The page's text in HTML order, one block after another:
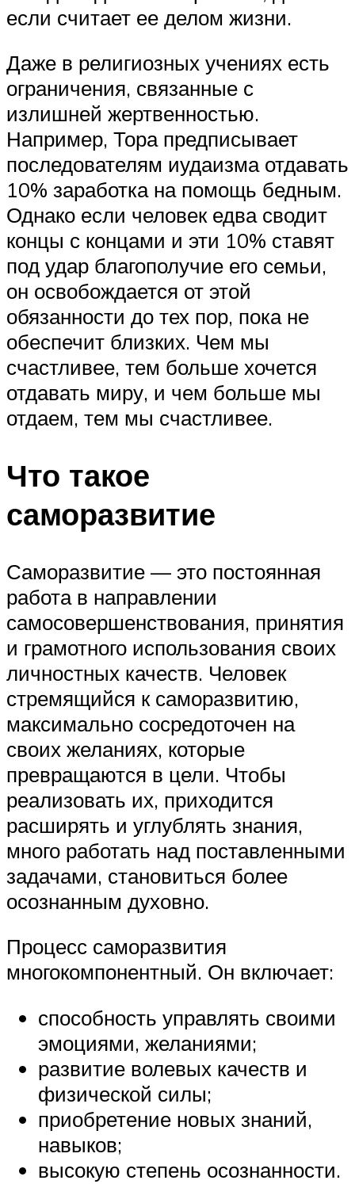
если считает ее делом жизни.
Даже в религиозных учениях есть
ограничения, связанные с
излишней жертвенностью.
Например, Тора предписывает
последователям иудаизма отдавать
10% заработка на помощь бедным.
Однако если человек едва сводит
концы с концами и эти 10% ставят
под удар благополучие его семьи,
он освобождается от этой
обязанности до тех пор, пока не
обеспечит близких. Чем мы
счастливее, тем больше хочется
отдавать миру, и чем больше мы
отдаем, тем мы счастливее.
Что такое
саморазвитие
Саморазвитие — это постоянная
работа в направлении
самосовершенствования, принятия
и грамотного использования своих
личностных качеств. Человек
стремящийся к саморазвитию,
максимально сосредоточен на
своих желаниях, которые
превращаются в цели. Чтобы
реализовать их, приходится
расширять и углублять знания,
много работать над поставленными
задачами, становиться более
осознанным духовно.
Процесс саморазвития
многокомпонентный. Он включает:
способность управлять своими
эмоциями, желаниями;
развитие волевых качеств и
физической силы;
приобретение новых знаний,
навыков;
высокую степень осознанности.